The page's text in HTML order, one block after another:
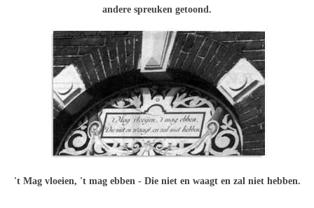
andere spreuken getoond.
't Mag vloeien, 't mag ebben - Die niet en waagt en zal niet hebben.